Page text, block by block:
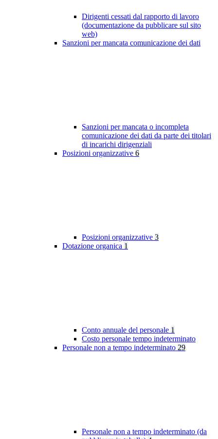
Dirigenti cessati dal rapporto di lavoro
(documentazione da pubblicare sul sito
web)
Sanzioni per mancata comunicazione dei dati
Sanzioni per mancata o incompleta
comunicazione dei dati da parte dei titolari
di incarichi dirigenziali
Posizioni organizzative 6
Posizioni organizzative 3
Dotazione organica 1
Conto annuale del personale 1
Costo personale tempo indeterminato
Personale non a tempo indeterminato 29
Personale non a tempo indeterminato (da